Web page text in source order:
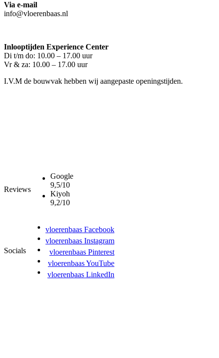
Via e-mail
info@vloerenbaas.nl
Inlooptijden Experience Center
Di t/m do: 10.00 – 17.00 uur
Vr & za: 10.00 – 17.00 uur
I.V.M de bouwvak hebben wij aangepaste openingstijden.
Reviews
Google
9,5/10
Kiyoh
9,2/10
Socials
vloerenbaas Facebook
vloerenbaas Instagram
vloerenbaas Pinterest
vloerenbaas YouTube
vloerenbaas LinkedIn